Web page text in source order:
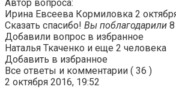
Автор вопроса:
Ирина Евсеева Кормиловка 2
Сказать спасибо! Вы поблагодарили 8
Добавили вопрос в избранное
Наталья Ткаченко и еще 2 человека
Добавить в избранное
Все ответы и комментарии ( 36 )
2 октября 2016, 19:52